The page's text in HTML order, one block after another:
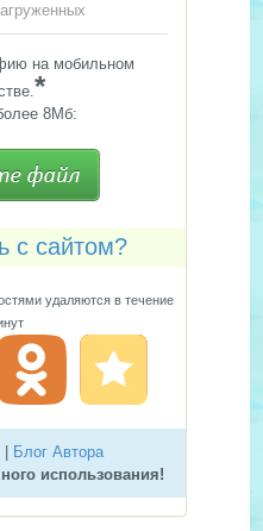
на мобильном
*
8Мб:
с сайтом?
удаляются в течение
Блог Автора
использования!